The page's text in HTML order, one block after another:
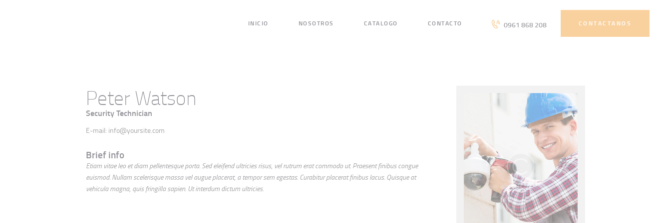
INICIO NOSOTROS CATALOGO CONTACTO 0961 868 208 CONTACTANOS
Peter Watson
Security Technician
E-mail: info@yoursite.com
Brief info
Etiam vitae leo et diam pellentesque porta. Sed eleifend ultricies risus, vel rutrum erat commodo ut. Praesent finibus congue
euismod. Nullam scelerisque massa vel augue placerat, a tempor sem egestas. Curabitur placerat finibus lacus. Quisque at
vehicula magna, quis fringilla sapien. Ut interdum dictum ultricies.